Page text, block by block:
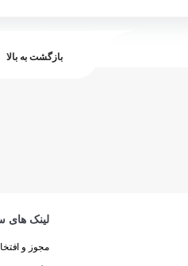
بازگشت به بالا
لینک های
مجوز و